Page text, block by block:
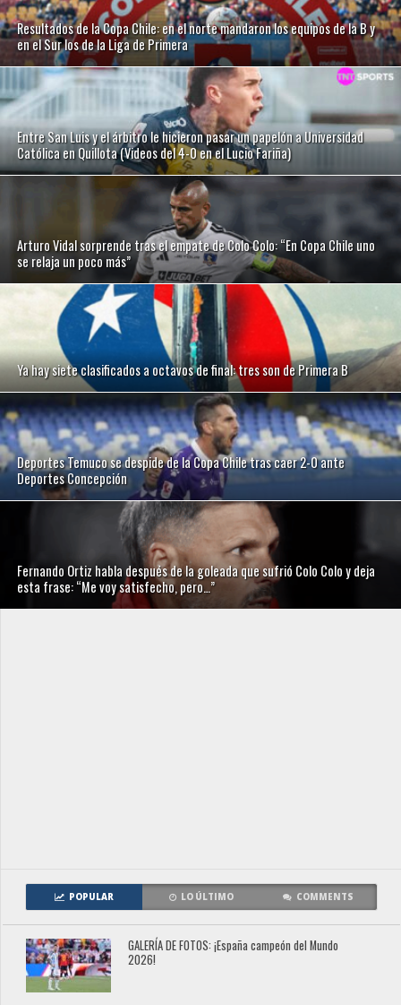
Resultados de la Copa Chile: en el norte mandaron los equipos de la B y
en el Sur los de la Liga de Primera
Entre San Luis y el árbitro le hicieron pasar un papelón a Universidad
Católica en Quillota (Videos del 4-0 en el Lucio Fariña)
Arturo Vidal sorprende tras el empate de Colo Colo: “En Copa Chile uno
se relaja un poco más”
Ya hay siete clasificados a octavos de final: tres son de Primera B
Deportes Temuco se despide de la Copa Chile tras caer 2-0 ante
Deportes Concepción
Fernando Ortiz habla después de la goleada que sufrió Colo Colo y deja
esta frase: “Me voy satisfecho, pero…”
POPULAR LO ÚLTIMO COMMENTS
GALERÍA DE FOTOS: ¡España campeón del Mundo
2026!